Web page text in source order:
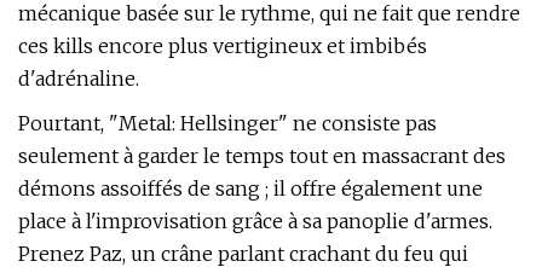
mécanique basée sur le rythme, qui ne fait que rendre
ces kills encore plus vertigineux et imbibés
d'adrénaline.
Pourtant, "Metal: Hellsinger" ne consiste pas
seulement à garder le temps tout en massacrant des
démons assoiffés de sang ; il offre également une
place à l'improvisation grâce à sa panoplie d'armes.
Prenez Paz, un crâne parlant crachant du feu qui